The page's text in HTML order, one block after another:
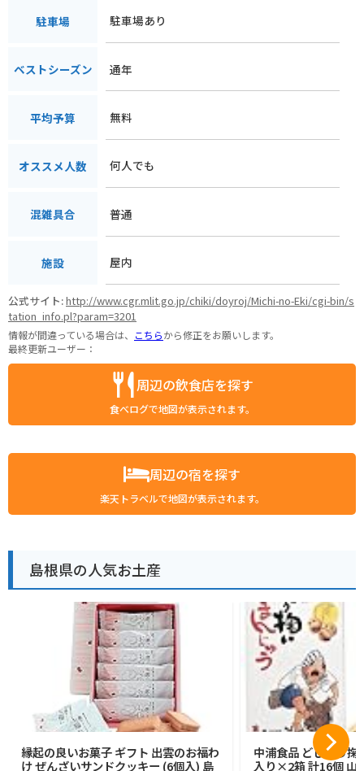
駐車場 駐車場あり
ベストシーズン 通年
平均予算 無料
オススメ人数 何人でも
混雑具合 普通
施設 屋内
公式サイト:http://www.cgr.mlit.go.jp/chiki/doyroj/Michi-no-Eki/cgi-bin/s
tation_info.pl?param=3201
情報が間違っている場合は、 こちらから修正をお願いします。
最終更新ユーザー：
周辺の飲食店を探す
食べログで地図が表示されます。
周辺の宿を探す
楽天トラベルで地図が表示されます。
島根県の人気お土産
縁起の良いお菓子 ギフト 出雲のお福わ
け ぜんざいサンドクッキー (6個入) 島
中浦食品 どじょう掬
入り×2箱 計16個 山